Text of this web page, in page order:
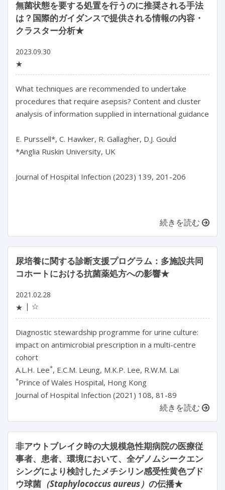
無菌状態を要する処置を行うのに推奨される手法
は？国際的ガイダンスで提供される情報の内容・
クラスター分析★
2023.09.30
★
What techniques are recommended to undertake
procedures that require asepsis? Content and cluster
analysis of information supplied in international guidance
E. Purssell*, C. Hawker, R. Gallagher, D.J. Gould
*Anglia Ruskin University, UK
Journal of Hospital Infection (2023) 139, 201-206
続きを読む
尿培養に関する診断支援プログラム：多施設共同
コホートにおける抗菌薬処方への影響★
2021.02.28
★
☆
Diagnostic stewardship programme for urine culture:
impact on antimicrobial prescription in a multi-centre
cohort
A.L.H. Lee*, E.C.M. Leung, M.K.P. Lee, R.W.M. Lai
*Prince of Wales Hospital, Hong Kong
Journal of Hospital Infection (2021) 108, 81-89
続きを読む
非アウトブレイク時の大規模急性期病院の医療従
事者、患者、環境において、全ゲノムシークエン
シングにより検討したメチシリン感受性黄色ブド
ウ球菌 （Staphylococcus aureus） の伝播★